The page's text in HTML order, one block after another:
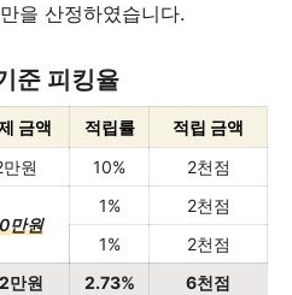
을 산정하였습니다.
준 피킹율
금액 적립률
적립 금액
만원 10%
2천점
만원
1%
2천점
1%
2천점
만원 2.73% 6천점